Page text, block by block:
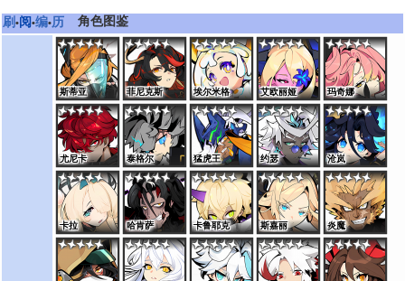
刷•阅•编•历 角色图鉴
斯蒂亚 菲尼克斯 埃尔米格 艾欧丽娅 玛奇娜
尤尼卡 泰格尔 猛虎王 约瑟 沧岚
卡拉 哈肯萨 卡鲁耶克 斯嘉丽 炎魔